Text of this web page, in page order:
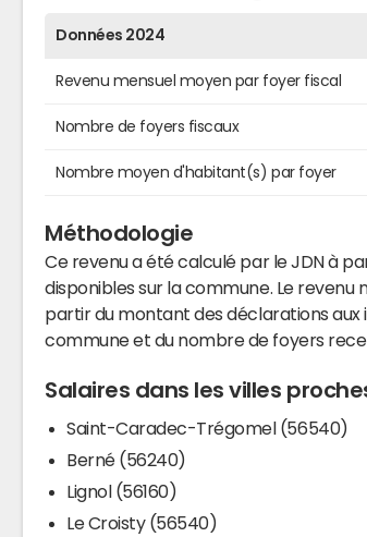
Données 2024
Revenu mensuel moyen par foyer fiscal
Nombre de foyers fiscaux
Nombre moyen d'habitant(s) par foyer
Méthodologie
Ce revenu a été calculé par le JDN à
disponibles sur la commune. Le
partir du montant des déclarations aux
commune et du nombre de foyers
Salaires dans les villes
Saint-Caradec-Trégomel (56540)
Berné (56240)
Lignol (56160)
Le Croisty (56540)